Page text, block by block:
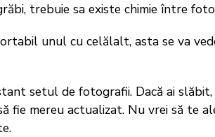
trebuie sa existe chimie între
unul cu celălalt, asta se va
setul de fotografii. Dacă ai
fie mereu actualizat. Nu vrei să te